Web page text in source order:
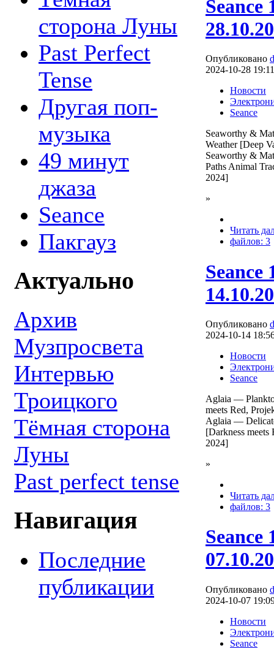
сторона Луны
Past Perfect
Tense
Другая поп-
музыка
49 минут
джаза
Seance
Пакгауз
Актуально
Архив
Музпросвета
Интервью
Троицкого
Тёмная сторона
Луны
Past perfect tense
Навигация
Последние
публикации
Seance
Опубликовано
2024-10-28 19:11
Новости
Seance
Seaworthy &
Weather [Deep
Seaworthy &
Paths Animal
2024]
»
Читать
файлов: 3
Seance
Опубликовано
2024-10-14
Новости
Seance
Aglaia —
meets Red,
Aglaia —
[Darkness
2024]
»
Читать
файлов: 3
Seance
Опубликовано
2024-10-07
Новости
Seance